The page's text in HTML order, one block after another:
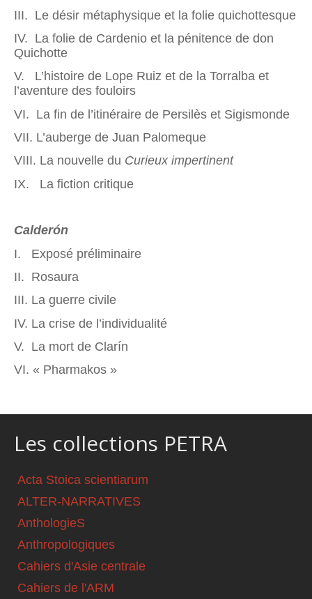
III. Le désir métaphysique et la folie quichottesque
IV. La folie de Cardenio et la pénitence de don
Quichotte
V. L’histoire de Lope Ruiz et de la Torralba et
l’aventure des fouloirs
VI. La fin de l’itinéraire de Persilès et Sigismonde
VII. L’auberge de Juan Palomeque
VIII. La nouvelle du Curieux impertinent
IX. La fiction critique
Calderón
I. Exposé préliminaire
II. Rosaura
III. La guerre civile
IV. La crise de l’individualité
V. La mort de Clarín
VI. « Pharmakos »
Les collections PETRA
Acta Stoica scientiarum
ALTER-NARRATIVES
AnthologieS
Anthropologiques
Cahiers d'Asie centrale
Cahiers de l'ARM